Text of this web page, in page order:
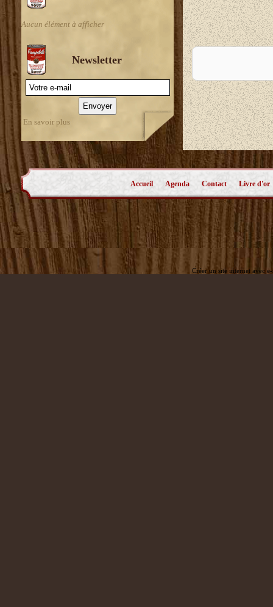
Aucun élément à afficher
Newsletter
En savoir plus
Accueil Agenda Contact Livre d'or
Créer un site internet avec